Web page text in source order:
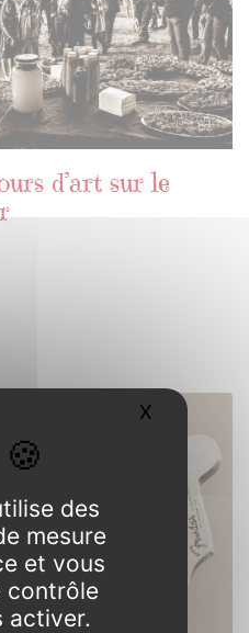
d’art sur le
des
mesure
et vous
contrôle
activer.
X Masquer